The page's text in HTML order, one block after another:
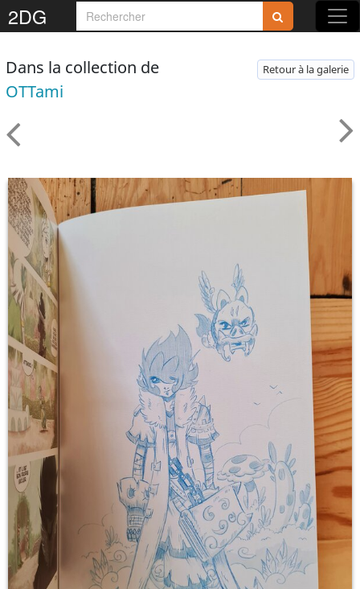
2DG
Dans la collection de
OTTami
Retour à la galerie